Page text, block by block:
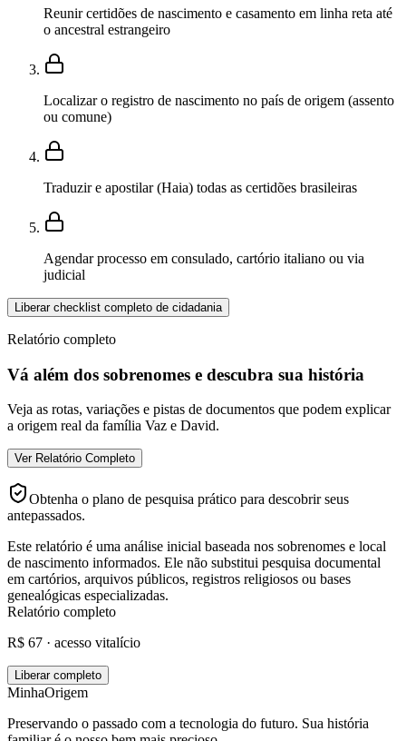
Reunir certidões de nascimento e casamento em linha reta até
o ancestral estrangeiro
Localizar o registro de nascimento no país de origem (assento
ou comune)
Traduzir e apostilar (Haia) todas as certidões brasileiras
Agendar processo em consulado, cartório italiano ou via
judicial
Liberar checklist completo de cidadania
Relatório completo
Vá além dos sobrenomes e descubra sua história
Veja as rotas, variações e pistas de documentos que podem explicar
a origem real da família Vaz e David.
Ver Relatório Completo
Obtenha o plano de pesquisa prático para descobrir seus
antepassados.
Este relatório é uma análise inicial baseada nos sobrenomes e local
de nascimento informados. Ele não substitui pesquisa documental
em cartórios, arquivos públicos, registros religiosos ou bases
genealógicas especializadas.
Relatório completo
R$ 67 · acesso vitalício
Liberar completo
MinhaOrigem
Preservando o passado com a tecnologia do futuro. Sua história